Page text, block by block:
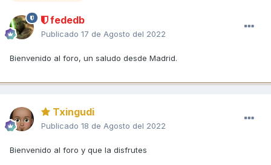
fededb
Publicado 17 de Agosto del 2022
Bienvenido al foro, un saludo desde Madrid.
Txingudi
Publicado 18 de Agosto del 2022
Bienvenido al foro y que la disfrutes